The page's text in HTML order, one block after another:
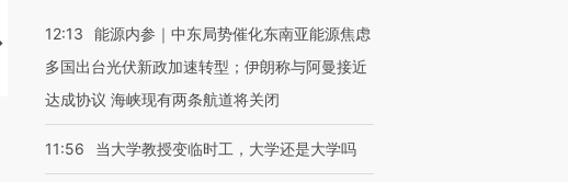
【推广】走进第四届链博
会，让数智科技“链”接产
【特别呈现】寻找100种
【商旅对话】华住集团
CFO：不靠规模取胜，华
12:13
能源内参｜中东局势催化东南亚能源焦虑
多国出台光伏新政加速转型；伊朗称与阿曼接近
达成协议 海峡现有两条航道将关闭
11:56 当大学教授变临时工，大学还是大学吗